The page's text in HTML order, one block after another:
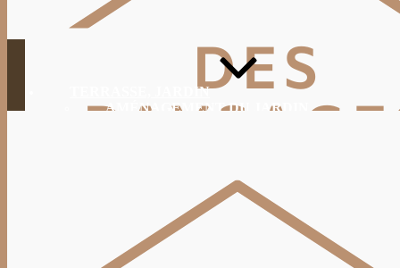
TERRASSE, JARDIN
AMÉNAGEMENT DU JARDIN
VIE PRATIQUE
ENERGIE